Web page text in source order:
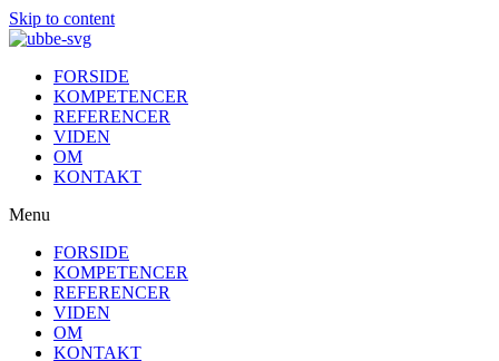
Skip to content
FORSIDE
KOMPETENCER
REFERENCER
VIDEN
OM
KONTAKT
Menu
FORSIDE
KOMPETENCER
REFERENCER
VIDEN
OM
KONTAKT